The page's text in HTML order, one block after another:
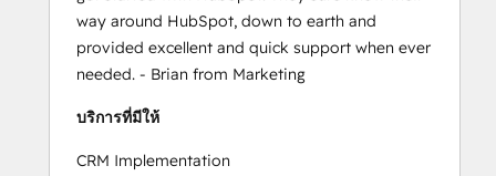
way around HubSpot, down to earth and
provided excellent and quick support when ever
needed. - Brian from Marketing
บริการที่มีให้
CRM Implementation